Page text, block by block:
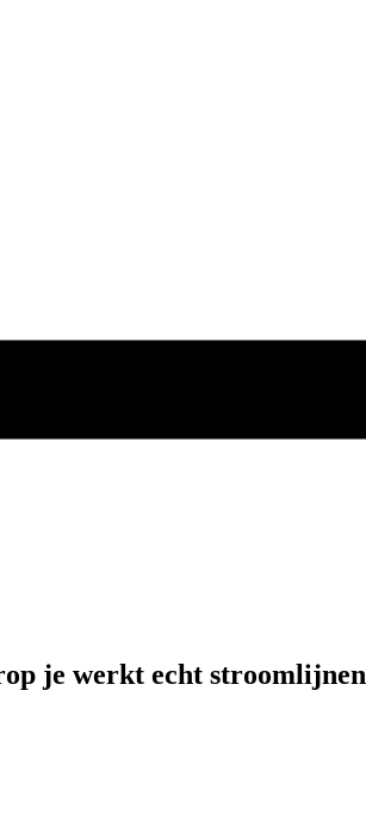
je werkt echt stroomlijnen